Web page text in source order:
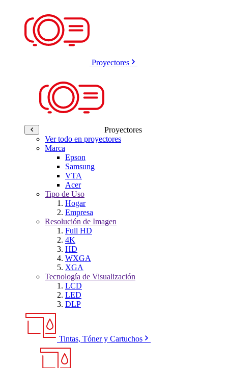
Proyectores
Proyectores
Ver todo en proyectores
Marca
Epson
Samsung
VTA
Acer
Tipo de Uso
Hogar
Empresa
Resolución de Imagen
Full HD
4K
HD
WXGA
XGA
Tecnología de Visualización
LCD
LED
DLP
Tintas, Tóner y Cartuchos